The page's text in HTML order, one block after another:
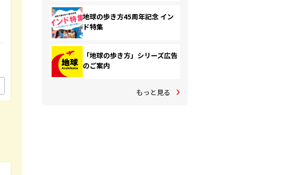
地球の歩き方45周年記念 イン
ド特集
「地球の歩き方」シリーズ広告
のご案内
もっと見る